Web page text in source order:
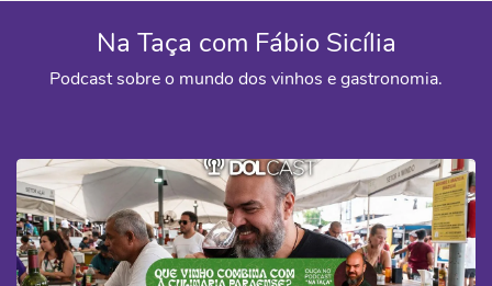
Na Taça com Fábio Sicília
Podcast sobre o mundo dos vinhos e gastronomia.